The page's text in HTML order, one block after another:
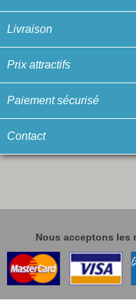
Livraison
Prix attractifs
Paiement sécurisé
Contact
Nous acceptons les